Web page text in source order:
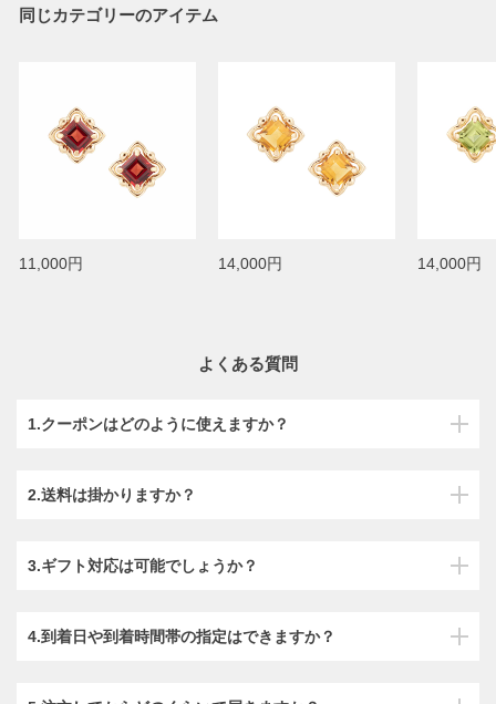
同じカテゴリーのアイテム
11,000円 14,000円 14,000円
よくある質問
1.クーポンはどのように使えますか？
2.送料は掛かりますか？
3.ギフト対応は可能でしょうか？
4.到着日や到着時間帯の指定はできますか？